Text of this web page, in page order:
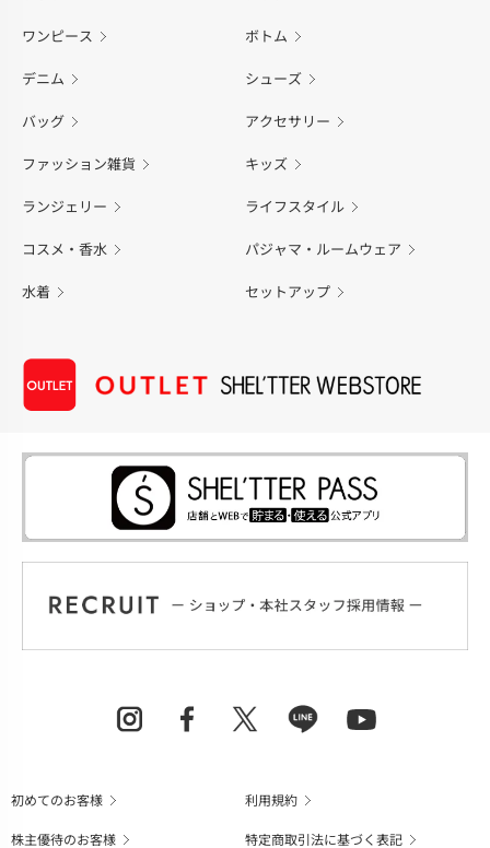
ワンピース ボトム
デニム シューズ
バッグ アクセサリー
ファッション雑貨 キッズ
ランジェリー ライフスタイル
コスメ・香水 パジャマ・ルームウェア
水着 セットアップ
初めてのお客様
利用規約
株主優待のお客様
特定商取引法に基づく表記